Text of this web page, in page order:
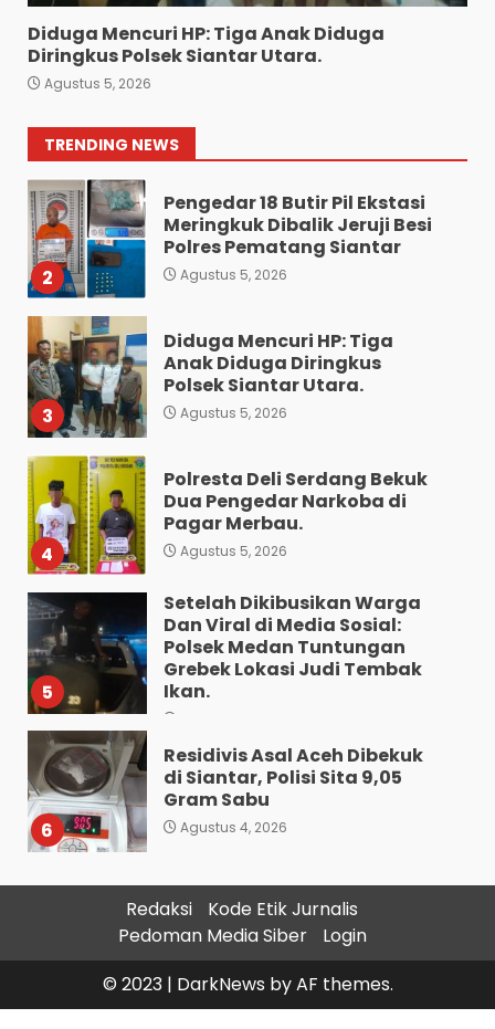
Diduga Mencuri HP: Tiga Anak Diduga
Diringkus Polsek Siantar Utara.
Agustus 5, 2026
TRENDING NEWS
Agustus 4, 2026
1
Bawa 10 Butir Pil Ekstasi:
Mahasiswa Terpaksa
Agustus 5, 2026
2
Pengedar 18 Butir Pil Ekstasi
Meringkuk Dibalik Jeruji Besi
Polres Pematang Siantar
Agustus 5, 2026
3
Diduga Mencuri HP: Tiga
Anak Diduga Diringkus
Polsek Siantar Utara.
Agustus 5, 2026
4
Polresta Deli Serdang Bekuk
Dua Pengedar Narkoba di
Pagar Merbau.
Agustus 5, 2026
5
Setelah Dikibusikan Warga
Dan Viral di Media Sosial:
Polsek Medan Tuntungan
Grebek Lokasi Judi Tembak
Ikan.
6
Residivis Asal Aceh Dibekuk
di Siantar, Polisi Sita 9,05
Gram Sabu
Agustus 4, 2026
7
4.800 Bungkus Rokok Ilegal
ke Bea Cukai Dan Dua
Terduga Pelaku
Agustus 4, 2026
Bawa 10 Butir Pil Ekstasi:
Redaksi
Kode Etik Jurnalis
Pedoman Media Siber
Login
© 2023 | DarkNews by AF themes.